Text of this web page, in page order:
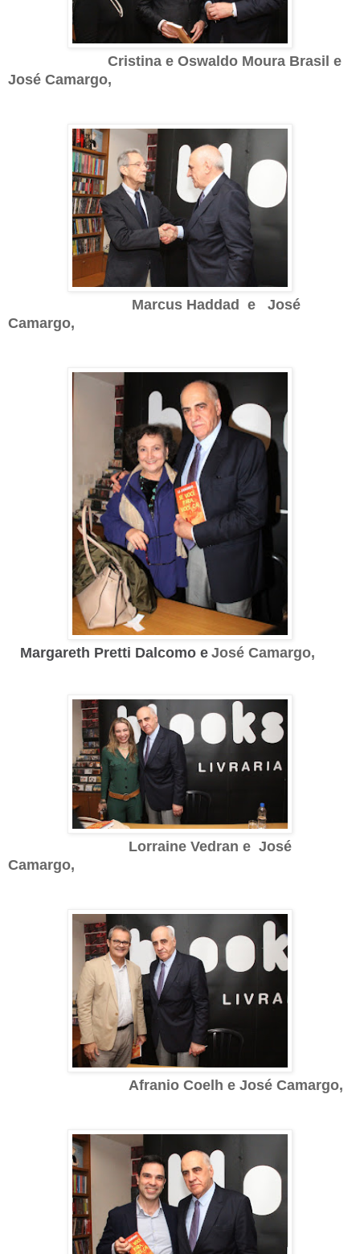
Cristina e Oswaldo Moura Brasil e
José Camargo,
Marcus Haddad e José
Camargo,
Margareth Pretti Dalcomo e José Camargo,
Lorraine Vedran e José
Camargo,
Afranio Coelh e José Camargo,